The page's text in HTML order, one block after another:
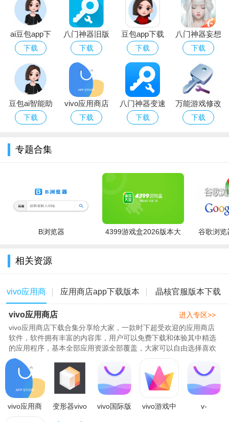
软件亮点：
1.海量应用，一触即发，多方市场合作支持
2.多媒体资源丰富，视频、音乐、壁纸、铃声，寻找你的style
3.大空间海量存储：多终端自动同步云端内容，你的精彩与朋
友分享
4.粘贴板同步，资料备份：复制粘贴，隔空实现，电脑手机，
ai豆包app下
载最新版
下载
八门神器旧版
免root
下载
豆包app下载
安装免费官方
正版
下载
八门神器妄想
山海辅助脚本
下载
豆包ai智能助
手软件最新版
下载
vivo应用商店
下载
八门神器变速
沙箱app官方
下载
万能游戏修改
器（八门神
下载
专题合集
B浏览器
4399游戏盒2026版本大
谷歌浏览
相关资源
vivo应用商
店
应用商店app下载版本 晶核官服版本下载
安装
vivo应用商店
vivo应用商店下载合集分享给大家，一款时下超受欢迎的应用商店
软件，软件拥有丰富的内容库，用户可以免费下载和体验其中精选
的应用程序，基本全部应用资源全部覆盖，大家可以自由选择喜欢
的资源内容，享受纯粹，安全..
进入专区>>
vivo应用商
变形器vivo
vivo国际版
vivo游戏中
v-